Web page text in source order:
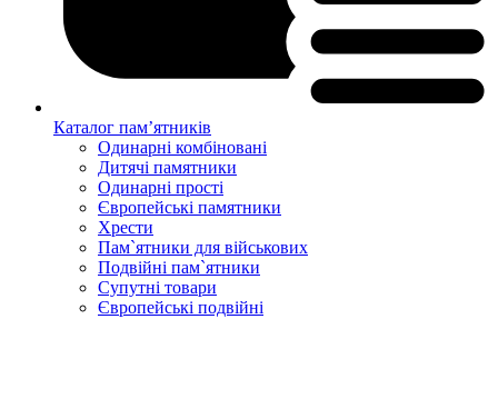
Каталог пам’ятників
Одинарні комбіновані
Дитячі памятники
Одинарні прості
Європейські памятники
Хрести
Пам`ятники для військових
Подвійні пам`ятники
Супутні товари
Європейські подвійні